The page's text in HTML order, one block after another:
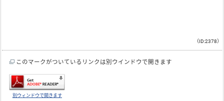
（ID:2378）
このマークがついているリンクは別ウインドウで開きます
別ウィンドウで開きます